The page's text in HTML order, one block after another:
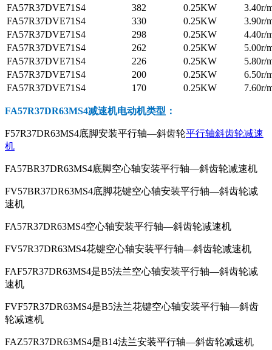
FA57R37DVE71S4
382 0.25KW
3.40r/
FA57R37DVE71S4
330 0.25KW
3.90r/
FA57R37DVE71S4
298 0.25KW
4.40r/
FA57R37DVE71S4
262 0.25KW
5.00r/
FA57R37DVE71S4
226 0.25KW
5.80r/
FA57R37DVE71S4
200 0.25KW
6.50r/
FA57R37DVE71S4
170 0.25KW 7.60r/
FA57R37DR63MS4减速机电动机类型：
F57R37DR63MS4底脚安装平行轴—斜齿轮平行轴斜齿轮减速
机
FA57BR37DR63MS4底脚空心轴安装平行轴—斜齿轮减速机
FV57BR37DR63MS4底脚花键空心轴安装平行轴—斜齿轮减
速机
FA57R37DR63MS4空心轴安装平行轴—斜齿轮减速机
FV57R37DR63MS4花键空心轴安装平行轴—斜齿轮减速机
FAF57R37DR63MS4是B5法兰空心轴安装平行轴—斜齿轮减
速机
FVF57R37DR63MS4是B5法兰花键空心轴安装平行轴—斜齿
轮减速机
FAZ57R37DR63MS4是B14法兰安装平行轴—斜齿轮减速机